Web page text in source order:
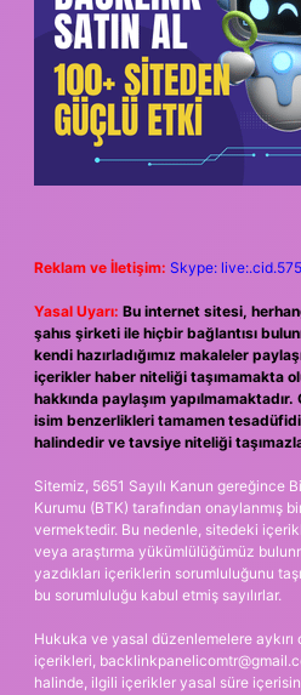
Reklam ve İletişim: Skype:
Yasal Uyarı: Bu internet sitesi,
şahıs şirketi ile hiçbir bağlantısı
kendi hazırladığımız makaleler
içerikler haber niteliği taşımamakta
hakkında paylaşım
isim benzerlikleri tamamen
halindedir ve tavsiye niteliği
Sitemiz, 5651 Sayılı Kanun gereğince
Kurumu (BTK) tarafından onaylanmış
vermektedir. Bu nedenle, sitedeki
veya araştırma yükümlülüğümüz
yazdıkları içeriklerin sorumluluğunu
bu sorumluluğu kabul etmiş sayılırlar.
Hukuka ve yasal düzenlemelere
içerikleri,
halinde, ilgili içerikler yasal süre